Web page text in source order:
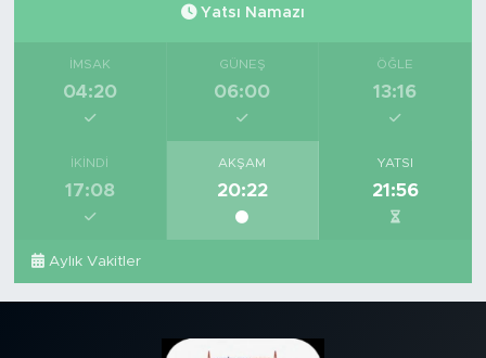
Yatsı Namazı
İMSAK
04:20
GÜNEŞ
06:00
ÖĞLE
13:16
İKINDI
17:08
AKŞAM
20:22
YATSI
21:56
Aylık Vakitler